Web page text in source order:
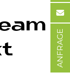
ANFRAGE